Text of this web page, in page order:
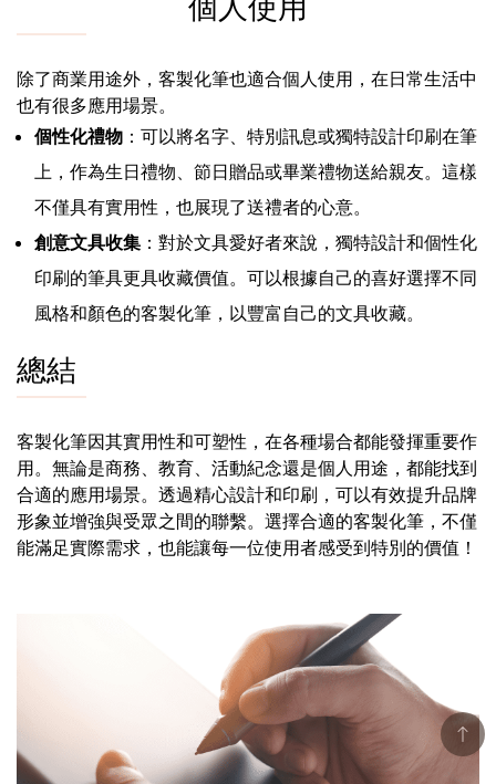
個人使用
除了商業用途外，客製化筆也適合個人使用，在日常生活中
也有很多應用場景。
個性化禮物 ：可以將名字、特別訊息或獨特設計印刷在筆
上，作為生日禮物、節日贈品或畢業禮物送給親友。這樣
不僅具有實用性，也展現了送禮者的心意。
創意文具收集 ：對於文具愛好者來說，獨特設計和個性化
印刷的筆具更具收藏價值。可以根據自己的喜好選擇不同
風格和顏色的客製化筆，以豐富自己的文具收藏。
總結
客製化筆因其實用性和可塑性，在各種場合都能發揮重要作
用。無論是商務、教育、活動紀念還是個人用途，都能找到
合適的應用場景。透過精心設計和印刷，可以有效提升品牌
形象並增強與受眾之間的聯繫。選擇合適的客製化筆，不僅
能滿足實際需求，也能讓每一位使用者感受到特別的價值！